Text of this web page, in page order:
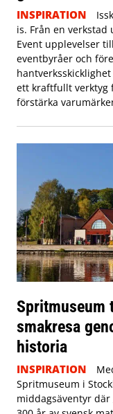
INSPIRATION
is. Från en
Event upplevelser
eventbyråer och
ett kraftfullt verktyg
förstärka
Spritmuseum
smakresa
historia
INSPIRATION
Spritmuseum i
middagsäventyr